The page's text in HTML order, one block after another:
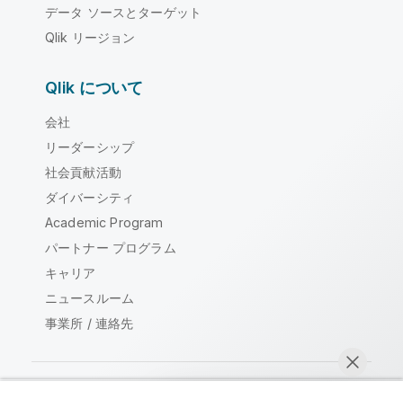
データ ソースとターゲット
Qlik リージョン
Qlik について
会社
リーダーシップ
社会貢献活動
ダイバーシティ
Academic Program
パートナー プログラム
キャリア
ニュースルーム
事業所 / 連絡先